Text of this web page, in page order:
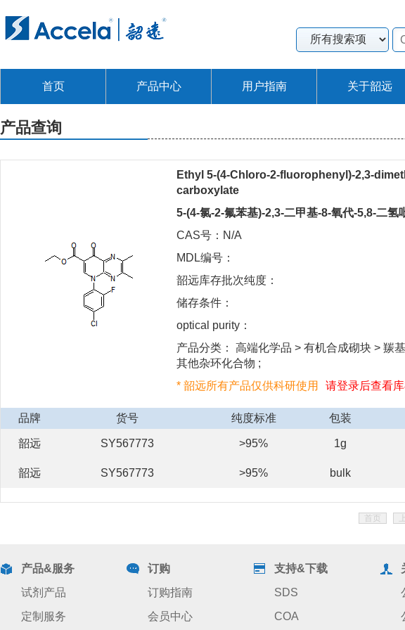
首页 产品中心 用户指南 关于韶远
产品查询
Ethyl 5-(4-Chloro-2-fluorophenyl)-2,3-
carboxylate
5-(4-氯-2-氟苯基)-2,3-二甲基-8-氧代-5,8-二
CAS号：N/A
MDL编号：
韶远库存批次纯度：
储存条件：
optical purity：
产品分类： 高端化学品 > 有机合成砌块 > 羰
其他杂环化合物 ;
* 韶远所有产品仅供科研使用
请登录后查看
品牌 货号 纯度标准 包装
韶远 SY567773 >95% 1g
韶远 SY567773 >95% bulk
首页
产品&服务
试剂产品
定制服务
订购
订购指南
会员中心
支持&下载
SDS
COA